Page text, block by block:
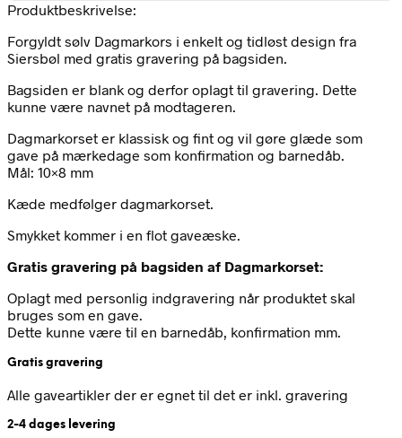
Produktbeskrivelse:
Forgyldt sølv Dagmarkors i enkelt og tidløst design fra
Siersbøl med gratis gravering på bagsiden.
Bagsiden er blank og derfor oplagt til gravering. Dette
kunne være navnet på modtageren.
Dagmarkorset er klassisk og fint og vil gøre glæde som
gave på mærkedage som konfirmation og barnedåb.
Mål: 10×8 mm
Kæde medfølger dagmarkorset.
Smykket kommer i en flot gaveæske.
Gratis gravering på bagsiden af Dagmarkorset:
Oplagt med personlig indgravering når produktet skal
bruges som en gave.
Dette kunne være til en barnedåb, konfirmation mm.
Gratis gravering
Alle gaveartikler der er egnet til det er inkl. gravering
2-4 dages levering